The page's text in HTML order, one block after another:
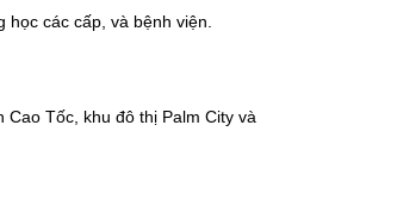
các cấp, và bệnh viện.
Tốc, khu đô thị Palm City và